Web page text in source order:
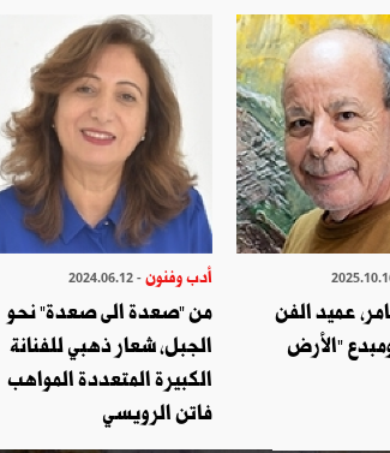
عميد الفن
"الأرض
أدب وفنون - 2024.06.12
من "صعدة الى صعدة" نحو
الجبل، شعار ذهبي للفنانة
الكبيرة المتعددة المواهب
فاتن الرويسي